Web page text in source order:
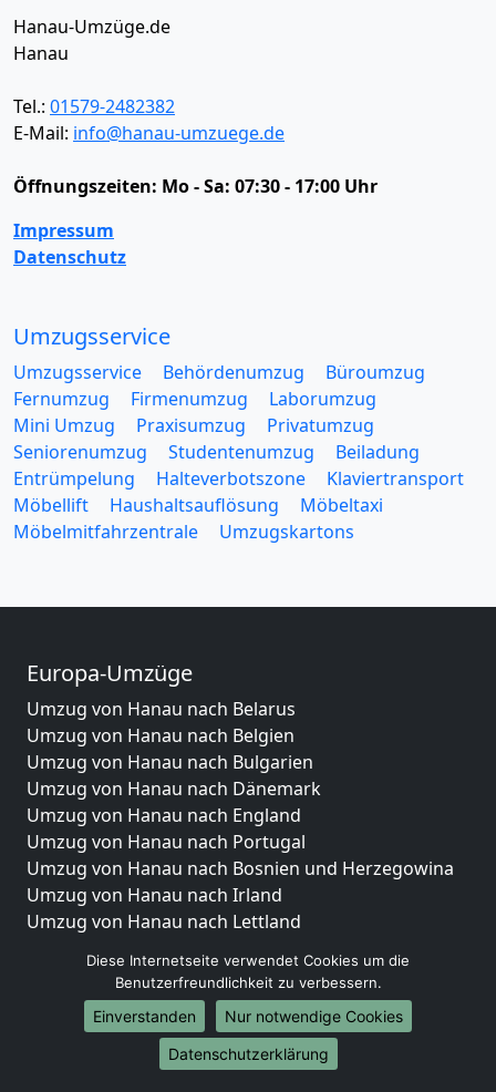
Hanau-Umzüge.de
Hanau
Tel.: 01579-2482382
E-Mail: info@hanau-umzuege.de
Öffnungszeiten: Mo - Sa: 07:30 - 17:00 Uhr
Impressum
Datenschutz
Umzugsservice
Umzugsservice Behördenumzug
Büroumzug
Fernumzug
Firmenumzug
Laborumzug
Mini Umzug
Praxisumzug
Privatumzug
Seniorenumzug
Studentenumzug
Beiladung
Entrümpelung
Halteverbotszone
Klaviertransport
Möbellift
Haushaltsauflösung
Möbeltaxi
Möbelmitfahrzentrale
Umzugskartons
Europa-Umzüge
Umzug von Hanau nach Belarus
Umzug von Hanau nach Belgien
Umzug von Hanau nach Bulgarien
Umzug von Hanau nach Dänemark
Umzug von Hanau nach England
Umzug von Hanau nach Portugal
Umzug von Hanau nach Bosnien und Herzegowina
Umzug von Hanau nach Irland
Umzug von Hanau nach Lettland
Umzug von Hanau nach Kroatien
Umzug von Hanau nach Estland
Umzug von Hanau nach Finnland
Umzug von Hanau nach Frankreich
Diese Internetseite verwendet Cookies um die
Benutzerfreundlichkeit zu verbessern.
Einverstanden
Nur notwendige Cookies
Datenschutzerklärung